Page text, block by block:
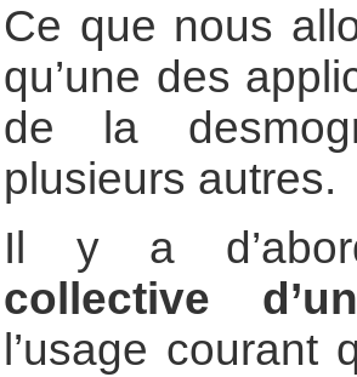
Ce que nous
qu’une des
de la
plusieurs autres.
Il y a
collective
l’usage